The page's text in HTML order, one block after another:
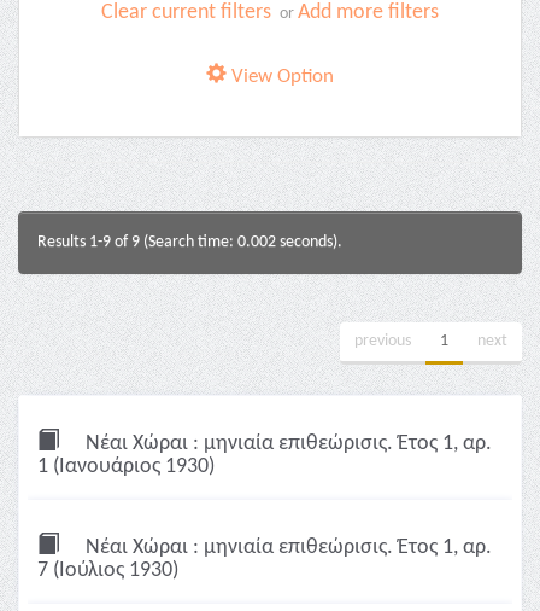
Clear current filters or Add more filters
View Option
Results 1-9 of 9 (Search time: 0.002 seconds).
previous 1 next
Νέαι Χώραι : μηνιαία επιθεώρισις. Έτος 1, αρ.
1 (Ιανουάριος 1930)
Νέαι Χώραι : μηνιαία επιθεώρισις. Έτος 1, αρ.
7 (Ιούλιος 1930)